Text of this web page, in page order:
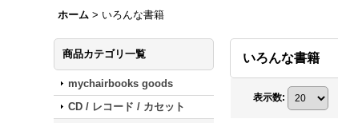
ホーム > いろんな書籍
商品カテゴリ一覧
mychairbooks goods
CD / レコード / カセット
いろんな書籍
表示数: